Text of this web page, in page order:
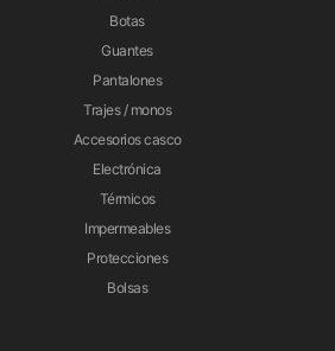
Botas
Guantes
Pantalones
Trajes / monos
Accesorios casco
Electrónica
Térmicos
Impermeables
Protecciones
Bolsas